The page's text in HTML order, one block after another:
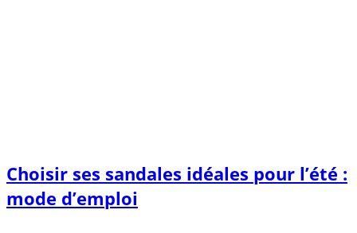
Choisir ses sandales idéales pour l’été :
mode d’emploi